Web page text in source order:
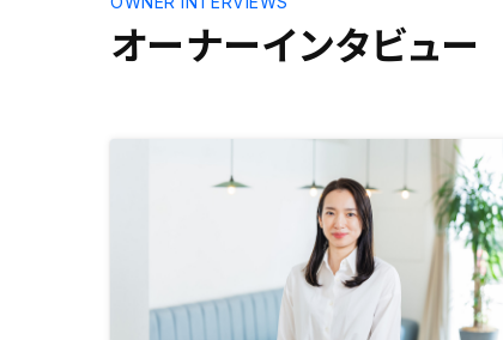
オーナーインタビュー